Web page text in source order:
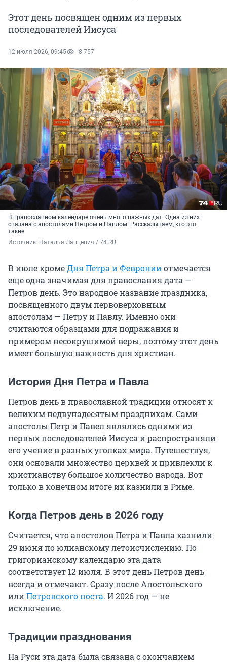
Этот день посвящен одним из первых
последователей Иисуса
12 июля 2026, 09:45 8 757
В православном календаре очень много важных дат. Одна из них
связана с апостолами Петром и Павлом. Рассказываем, кто это
такие
Источник: Наталья Лапцевич / 74.RU
В июле кромеДня Петра и Февронииотмечается
еще одна значимая для православия дата —
Петров день. Это народное название праздника,
посвященного двум первоверховным
апостолам — Петру и Павлу. Именно они
считаются образцами для подражания и
примером несокрушимой веры, поэтому этот день
имеет большую важность для христиан.
История Дня Петра и Павла
Петров день в православной традиции относят к
великим недвунадесятым праздникам. Сами
апостолы Петр и Павел являлись одними из
первых последователей Иисуса и распространяли
его учение в разных уголках мира. Путешествуя,
они основали множество церквей и привлекли к
христианству большое количество народа. Вот
только в конечном итоге их казнили в Риме.
Когда Петров день в 2026 году
Считается, что апостолов Петра и Павла казнили
29 июня по юлианскому летоисчислению. По
григорианскому календарю эта дата
соответствует 12 июля. В этот день Петров день
всегда и отмечают. Сразу после Апостольского
илиПетровского поста. И 2026 год — не
исключение.
Традиции празднования
На Руси эта дата была связана с окончанием